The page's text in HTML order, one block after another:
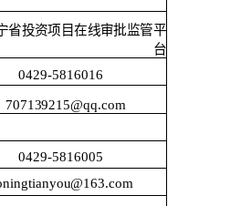
省投资项目在线审批监管平
台
0429-5816016
707139215@qq.com
0429-5816005